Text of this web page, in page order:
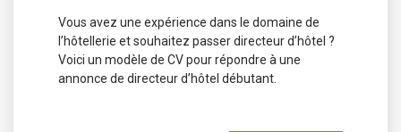
Vous avez une expérience dans le domaine de
l’hôtellerie et souhaitez passer directeur d’hôtel ?
Voici un modèle de CV pour répondre à une
annonce de directeur d’hôtel débutant.